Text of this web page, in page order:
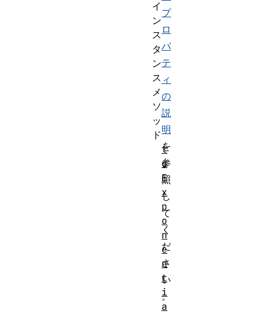
プ
ロ
パ
テ
ィ
の
説
明
を
参
照
し
て
く
だ
さ
い
。
イ
ン
ス
タ
ン
ス
メ
ソ
ッ
ド
t
o
E
x
p
o
n
e
n
t
i
a